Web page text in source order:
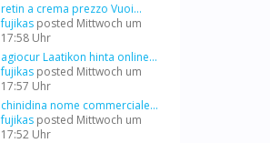
retin a crema prezzo Vuoi...
fujikas posted Mittwoch um
17:58 Uhr
agiocur Laatikon hinta online...
fujikas posted Mittwoch um
17:57 Uhr
chinidina nome commerciale...
fujikas posted Mittwoch um
17:52 Uhr